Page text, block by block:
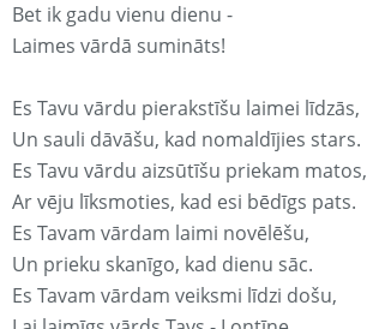
Bet ik gadu vienu dienu -
Laimes vārdā sumināts!
Es Tavu vārdu pierakstīšu laimei līdzās,
Un sauli dāvāšu, kad nomaldījies stars.
Es Tavu vārdu aizsūtīšu priekam matos,
Ar vēju līksmoties, kad esi bēdīgs pats.
Es Tavam vārdam laimi novēlēšu,
Un prieku skanīgo, kad dienu sāc.
Es Tavam vārdam veiksmi līdzi došu,